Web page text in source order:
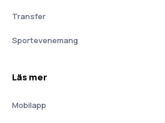
Transfer
Sportevenemang
Läs mer
Mobilapp